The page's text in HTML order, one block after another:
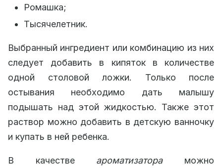
Ромашка;
Тысячелетник.
Выбранный ингредиент или комбинацию из них
следует добавить в кипяток в количестве
одной столовой ложки. Только после
остывания необходимо дать малышу
подышать над этой жидкостью. Также этот
раствор можно добавить в детскую ванночку
и купать в ней ребенка.
В качестве ароматизатораможно